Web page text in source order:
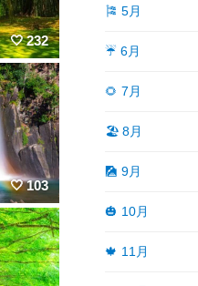
232
103
🎏 5月
☔ 6月
🌻 7月
🏖 8月
🎑 9月
🎃 10月
🍁 11月